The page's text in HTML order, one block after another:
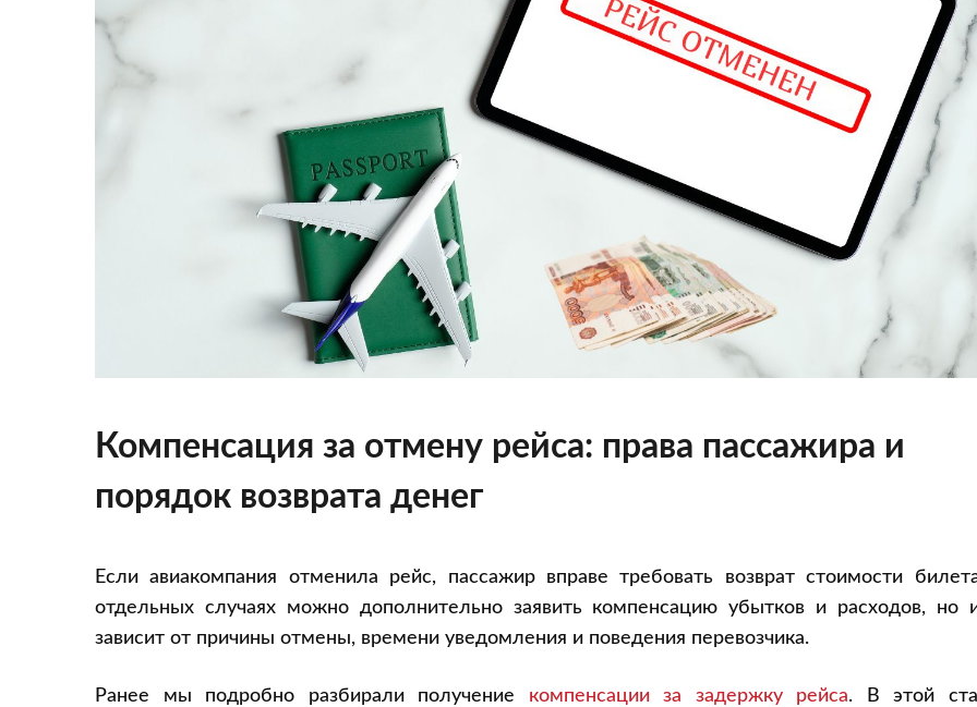
Компенсация за отмену рейса: права пассажира и
порядок возврата денег
Если авиакомпания отменила рейс, пассажир вправе требовать возврат стоимости
отдельных случаях можно дополнительно заявить компенсацию убытков и расходов, но
зависит от причины отмены, времени уведомления и поведения перевозчика.
Ранее мы подробно разбирали получение компенсации за задержку рейса. В этой